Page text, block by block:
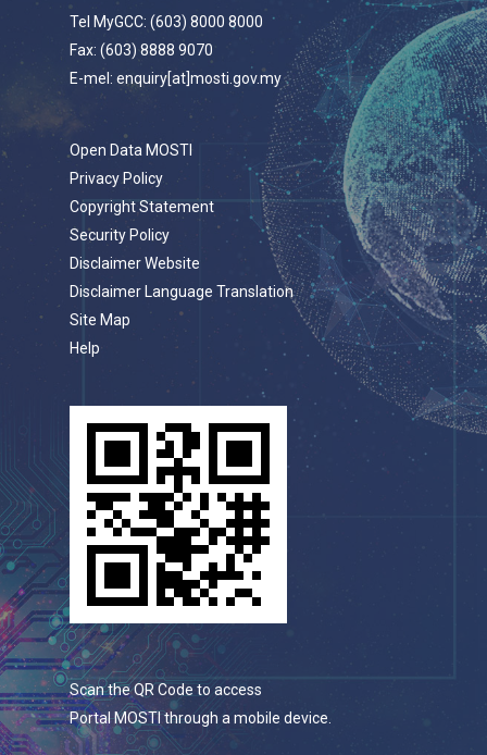
Tel MyGCC: (603) 8000 8000
Fax: (603) 8888 9070
E-mel: enquiry[at]mosti.gov.my
Open Data MOSTI
Privacy Policy
Copyright Statement
Security Policy
Disclaimer Website
Disclaimer Language Translation
Site Map
Help
Scan the QR Code to access
Portal MOSTI through a mobile device.